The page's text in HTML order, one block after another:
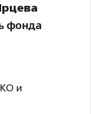
фонда
и